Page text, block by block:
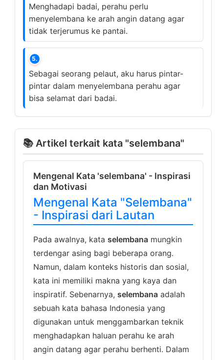
Menghadapi badai, perahu perlu
menyelembana ke arah angin datang agar
tidak terjerumus ke pantai.
5.
Sebagai seorang pelaut, aku harus pintar-
pintar dalam menyelembana perahu agar
bisa selamat dari badai.
📚 Artikel terkait kata "selembana"
Mengenal Kata 'selembana' - Inspirasi
dan Motivasi
Mengenal Kata "Selembana"
- Inspirasi dari Lautan
Pada awalnya, kata selembana mungkin
terdengar asing bagi beberapa orang.
Namun, dalam konteks historis dan sosial,
kata ini memiliki makna yang kaya dan
inspiratif. Sebenarnya, selembana adalah
sebuah kata bahasa Indonesia yang
digunakan untuk menggambarkan teknik
menghadapkan haluan perahu ke arah
angin datang agar perahu berhenti. Dalam